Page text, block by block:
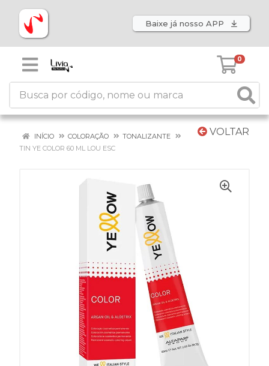
Baixe já nosso APP
0
VOLTAR
INÍCIO COLORAÇÃO
TONALIZANTE
TIN YE COLOR 60 ML LOU ESC